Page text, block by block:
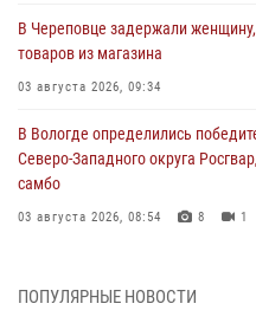
В Череповце задержали
товаров из магазина
03 августа 2026, 09:34
В Вологде определились
Северо-Западного округа
самбо
03 августа 2026, 08:54 8 1
ОХРАНЫ РОСГВАРДИИ В
ПОПУЛЯРНЫЕ НОВОСТИ